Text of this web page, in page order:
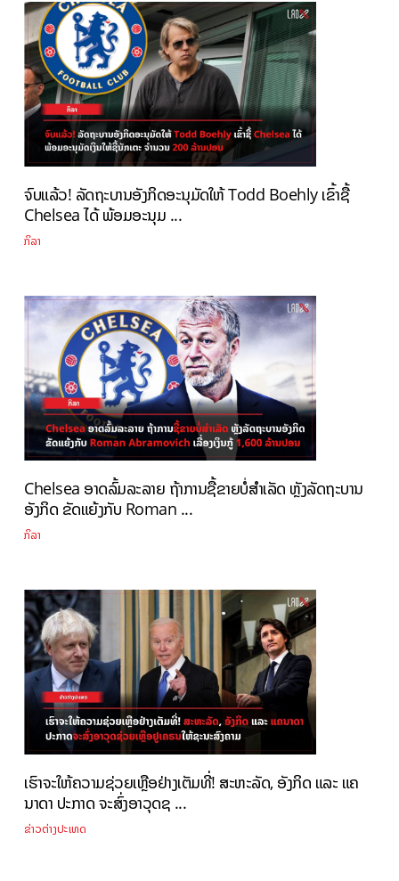
ຈົບແລ້ວ! ລັດຖະບານອັງກິດອະນຸມັດໃຫ້ Todd Boehly ເຂົ້າຊື້
Chelsea ໄດ້ ພ້ອມອະນຸມ ...
ກິລາ
Chelsea ອາດລົ້ມລະລາຍ ຖ້າການຊື້ຂາຍບໍ່ສຳເລັດ ຫຼັງລັດຖະບານ
ອັງກິດ ຂັດແຍ້ງກັບ Roman ...
ກິລາ
ເຮົາຈະໃຫ້ຄວາມຊ່ວຍເຫຼືອຢ່າງເຕັມທີ່! ສະຫະລັດ, ອັງກິດ ແລະ ແຄ
ນາດາ ປະກາດ ຈະສົ່ງອາວຸດຊ ...
ຂ່າວຕ່າງປະເທດ